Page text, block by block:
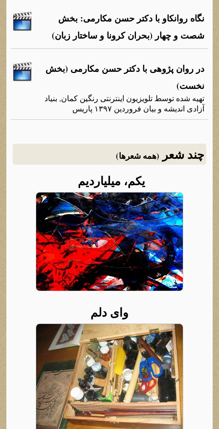
نگاه روانکاو با دکتر حسن مکارمی: بخش
شصت و چهار (بحران کرونا و ساختار زبان)
در روان پژوهی با دکتر حسن مکارمی (بخش
نخست)
تهیه شده توسط تلویزیون اینترنتی رنگین کمان, بنیاد
آزادی اندیشه و بیان فروردین ۱۳۹۷ پاریس
چند شعر (همه شعرها)
یکم، میلیاردیم
وای دلم